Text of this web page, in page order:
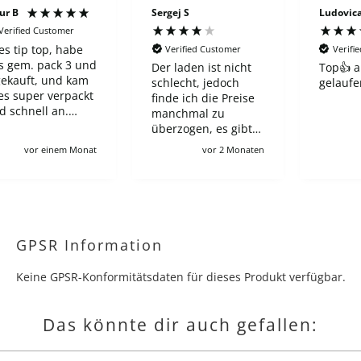
S
Verified Customer
laden ist nicht
jedoch
ich die Preise
zu
bei den ein
leider :/
usw
kompletten
vor 2 Monaten
Ludovica B
Verified Customer
Top👍 alles gut
gelaufen
vor 3 Monaten
Vasili N
Gute
super
GPSR Information
Keine GPSR-Konformitätsdaten für dieses Produkt verfügbar.
Das könnte dir auch gefallen: